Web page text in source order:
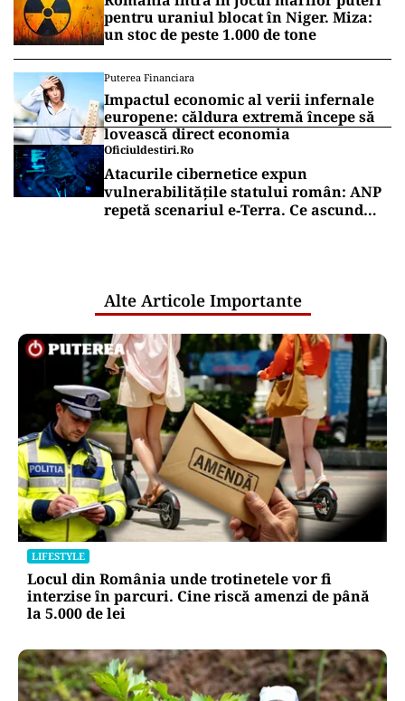
pentru uraniul blocat în Niger. Miza:
un stoc de peste 1.000 de tone
Puterea Financiara
Impactul economic al verii infernale
europene: căldura extremă începe să
lovească direct economia
Oficiuldestiri.ro
Atacurile cibernetice expun
vulnerabilitățile statului român: ANP
repetă scenariul e‑Terra. Ce ascund
Alte Articole Importante
LIFESTYLE
Locul din România unde trotinetele vor fi
interzise în parcuri. Cine riscă amenzi de până
la 5.000 de lei